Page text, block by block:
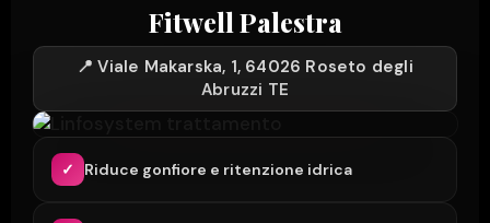
Fitwell Palestra
📍 Viale Makarska, 1, 64026 Roseto degli
Abruzzi TE
✓ Riduce gonfiore e ritenzione idrica